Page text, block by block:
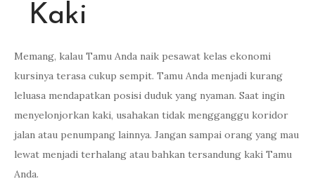
Kaki
Memang, kalau Tamu Anda naik pesawat kelas ekonomi
kursinya terasa cukup sempit. Tamu Anda menjadi kurang
leluasa mendapatkan posisi duduk yang nyaman. Saat ingin
menyelonjorkan kaki, usahakan tidak mengganggu koridor
jalan atau penumpang lainnya. Jangan sampai orang yang mau
lewat menjadi terhalang atau bahkan tersandung kaki Tamu
Anda.